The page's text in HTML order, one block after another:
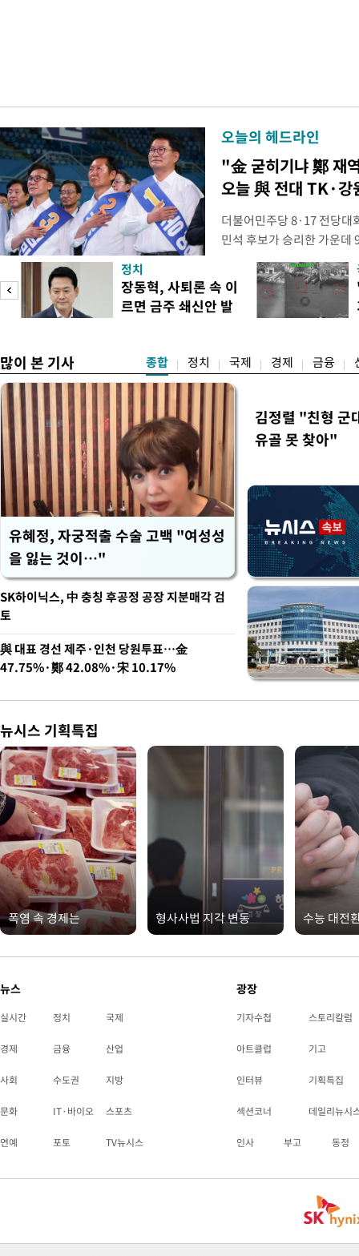
오늘의 헤드라인
"金 굳히기냐 鄭 재
오늘 與 전대 TK·강
더불어민주당 8·17 전당대
민석 후보가 승리한 가운데
시된다. 초박빙 승부가 이
승을 이어갈지, 정청래 후
다. 1·2위 간 누적 득표율
빙 판세가 이어져, 9일 강
정치
장동혁, 사퇴론 속 이
르면 금주 쇄신안 발
많이 본 기사 종합 정치 국제 경제 금융
유혜정, 자궁적출 수술 고백 "여성성
을 잃는 것이…"
김정렬 "친형 군
유골 못 찾아"
SK하이닉스, 中 충칭 후공정 공장 지분매각 검
토
與 대표 경선 제주·인천 당원투표…金
47.75%·鄭 42.08%·宋 10.17%
뉴시스 기획특집
폭염 속 경제는 형사사법 지각 변동 수능 대전
뉴스
실시간 정치 국제
경제 금융 산업
사회 수도권 지방
문화 IT·바이오 스포츠
연예 포토 TV뉴시스
광장
기자수첩 스토리칼럼
아트클럽 기고
인터뷰 기획특집
섹션코너 데일리뉴시
인사 부고 동정